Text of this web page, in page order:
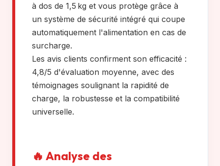
à dos de 1,5 kg et vous protège grâce à
un système de sécurité intégré qui coupe
automatiquement l'alimentation en cas de
surcharge.
Les avis clients confirment son efficacité :
4,8/5 d'évaluation moyenne, avec des
témoignages soulignant la rapidité de
charge, la robustesse et la compatibilité
universelle.
🔥 Analyse des